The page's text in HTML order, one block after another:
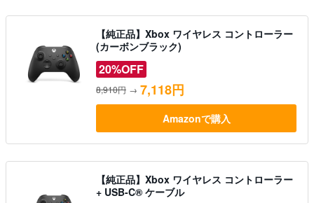
【純正品】Xbox ワイヤレス コントローラー
(カーボンブラック)
20%OFF
8,910円 → 7,118円
Amazonで購入
【純正品】Xbox ワイヤレス コントローラー
+ USB-C® ケーブル